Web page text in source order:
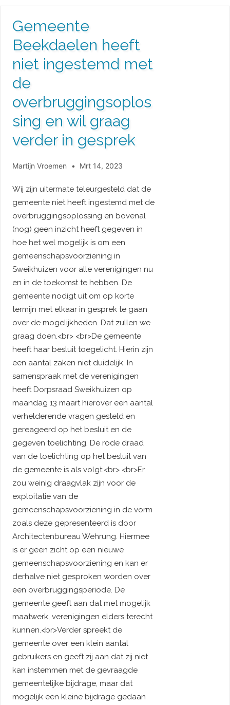
Gemeente
Beekdaelen heeft
niet ingestemd met
de
overbruggingsoplos
sing en wil graag
verder in gesprek
Martijn Vroemen Mrt 14, 2023
Wij zijn uitermate teleurgesteld dat de
gemeente niet heeft ingestemd met de
overbruggingsoplossing en bovenal
(nog) geen inzicht heeft gegeven in
hoe het wel mogelijk is om een
gemeenschapsvoorziening in
Sweikhuizen voor alle verenigingen nu
en in de toekomst te hebben. De
gemeente nodigt uit om op korte
termijn met elkaar in gesprek te gaan
over de mogelijkheden. Dat zullen we
graag doen.<br> <br>De gemeente
heeft haar besluit toegelicht. Hierin zijn
een aantal zaken niet duidelijk. In
samenspraak met de verenigingen
heeft Dorpsraad Sweikhuizen op
maandag 13 maart hierover een aantal
verhelderende vragen gesteld en
gereageerd op het besluit en de
gegeven toelichting. De rode draad
van de toelichting op het besluit van
de gemeente is als volgt:<br> <br>Er
zou weinig draagvlak zijn voor de
exploitatie van de
gemeenschapsvoorziening in de vorm
zoals deze gepresenteerd is door
Architectenbureau Wehrung. Hiermee
is er geen zicht op een nieuwe
gemeenschapsvoorziening en kan er
derhalve niet gesproken worden over
een overbruggingsperiode. De
gemeente geeft aan dat met mogelijk
maatwerk, verenigingen elders terecht
kunnen.<br>Verder spreekt de
gemeente over een klein aantal
gebruikers en geeft zij aan dat zij niet
kan instemmen met de gevraagde
gemeentelijke bijdrage, maar dat
mogelijk een kleine bijdrage gedaan